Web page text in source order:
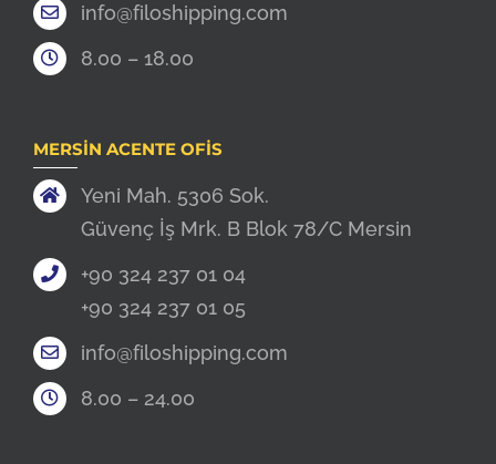
info@filoshipping.com
8.00 – 18.00
MERSIN ACENTE OFIS
Yeni Mah. 5306 Sok.
Güvenç İş Mrk. B Blok 78/C Mersin
+90 324 237 01 04
+90 324 237 01 05
info@filoshipping.com
8.00 – 24.00